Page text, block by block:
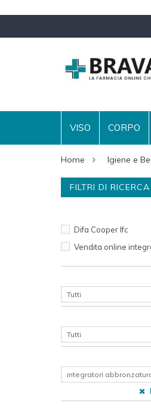
VISO CORPO
Home Igiene e
FILTRI DI RICERCA
Difa Cooper Ifc
Vendita online
Tutti
Tutti
integratori